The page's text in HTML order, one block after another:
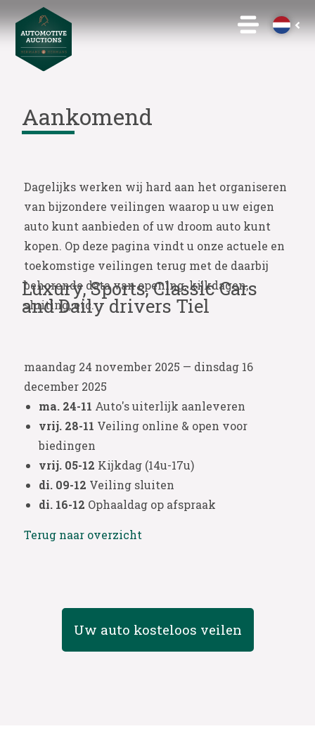
Aankomend
Dagelijks werken wij hard aan het organiseren
van bijzondere veilingen waarop u uw eigen
auto kunt aanbieden of uw droom auto kunt
kopen. Op deze pagina vindt u onze actuele en
toekomstige veilingen terug met de daarbij
behorende data van opening, kijkdagen,
sluiting, etc.
Luxury, Sports, Classic Cars
and Daily drivers Tiel
maandag 24 november 2025 — dinsdag 16
december 2025
ma. 24-11 Auto's uiterlijk aanleveren
vrij. 28-11 Veiling online & open voor
biedingen
vrij. 05-12 Kijkdag (14u-17u)
di. 09-12 Veiling sluiten
di. 16-12 Ophaaldag op afspraak
Terug naar overzicht
Uw auto kosteloos veilen